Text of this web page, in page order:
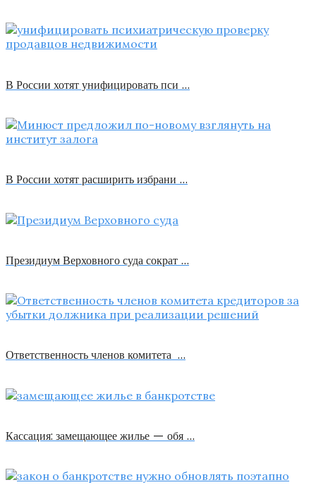
В России хотят унифицировать пси …
В России хотят расширить избрани …
Президиум Верховного суда сократ …
Ответственность членов комитета …
Кассация: замещающее жилье — обя …